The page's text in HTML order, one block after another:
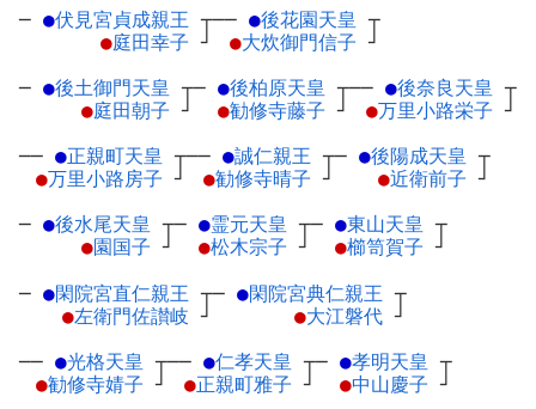
─ ●伏見宮貞成親王 ┬
●庭田幸子 ┘
── ●後花園天皇 ┬
●大炊御門信子 ┘
─ ●後土御門天皇 ┬
●庭田朝子 ┘
─ ●後柏原天皇 ┬
●勧修寺藤子 ┘
── ●後奈良天皇 ┬
●万里小路栄子 ┘
── ●正親町天皇 ┬
●万里小路房子 ┘
── ●誠仁親王 ┬
●勧修寺晴子 ┘
─ ●後陽成天皇 ┬
●近衛前子 ┘
─ ●後水尾天皇 ┬
●園国子 ┘
─ ●霊元天皇 ┬
●松木宗子 ┘
─ ●東山天皇 ┬
●櫛笥賀子 ┘
─ ●閑院宮直仁親王 ┬
●左衛門佐讃岐 ┘
─ ●閑院宮典仁親王 ┬
●大江磐代 ┘
── ●光格天皇 ┬
●勧修寺婧子 ┘
── ●仁孝天皇 ┬
●正親町雅子 ┘
─ ●孝明天皇 ┬
●中山慶子 ┘